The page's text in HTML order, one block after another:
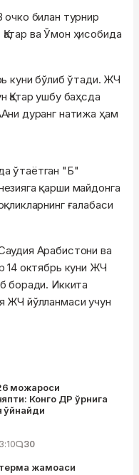
билан турнир
ва Ўмон ҳисобида
куни бўлиб ўтади. ЖЧ
Қатар ушбу баҳсда
дуранг натижа ҳам
ўтаётган "Б"
қарши майдонга
ғалабаси
Арабистони ва
14 октябрь куни ЖЧ
боради. Иккита
ЖЧ йўлланмаси учун
можароси
Конго ДР ўрнига
ўйнайди
30
жамоаси